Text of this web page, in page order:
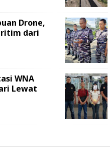
Drone,
dari
WNA
Lewat